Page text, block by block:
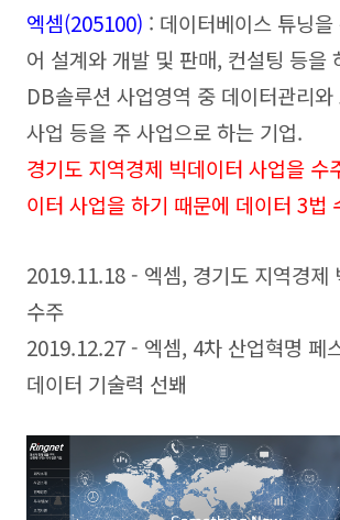
엑셈(205100) : 데이터베이스 튜닝
어 설계와 개발 및 판매, 컨설팅 등을
DB솔루션 사업영역 중 데이터관리
사업 등을 주 사업으로 하는 기업.
경기도 지역경제 빅데이터 사업을 수
이터 사업을 하기 때문에 데이터 3법
2019.11.18 - 엑셈, 경기도 지역경제
수주
2019.12.27 - 엑셈, 4차 산업혁명 페
데이터 기술력 선봬